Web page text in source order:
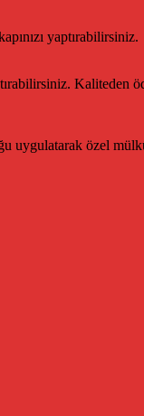
yaptırabilirsiniz.
Kaliteden
uygulatarak özel